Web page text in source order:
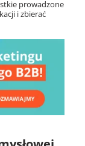
prowadzone
i zbierać